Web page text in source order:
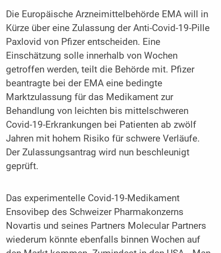
Die Europäische Arzneimittelbehörde EMA will in
Kürze über eine Zulassung der Anti-Covid-19-Pille
Paxlovid von Pfizer entscheiden. Eine
Einschätzung solle innerhalb von Wochen
getroffen werden, teilt die Behörde mit. Pfizer
beantragte bei der EMA eine bedingte
Marktzulassung für das Medikament zur
Behandlung von leichten bis mittelschweren
Covid-19-Erkrankungen bei Patienten ab zwölf
Jahren mit hohem Risiko für schwere Verläufe.
Der Zulassungsantrag wird nun beschleunigt
geprüft.
Das experimentelle Covid-19-Medikament
Ensovibep des Schweizer Pharmakonzerns
Novartis und seines Partners Molecular Partners
wiederum könnte ebenfalls binnen Wochen auf